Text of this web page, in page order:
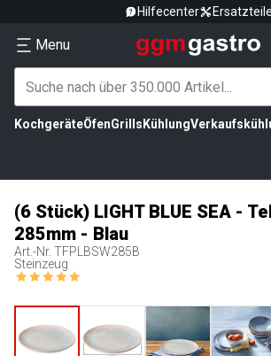
Hilfecenter Ersatzteile
Menu
KochgeräteÖfenGrills Kühlung
(6 Stück) LIGHT BLUE SEA -
285mm - Blau
Art.-Nr. TFPLBSW285B
Steinzeug